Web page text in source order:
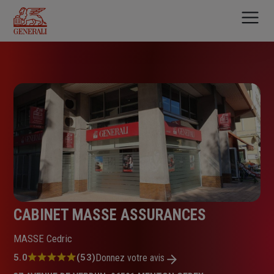
contenu
principal
CABINET MASSE ASSURANCES
MASSE Cedric
Note
5.0 (53)Donnez votre avis